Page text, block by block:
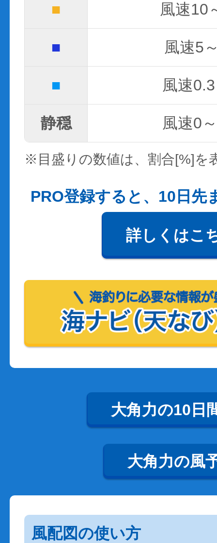
■ 風速10
■ 風速5
■ 風速
静穏 風速0
※目盛りの数値は、割合[%]を
PRO登録すると、10日先
詳しくはこ
大角力の10日
大角力の風
風配図の使い方